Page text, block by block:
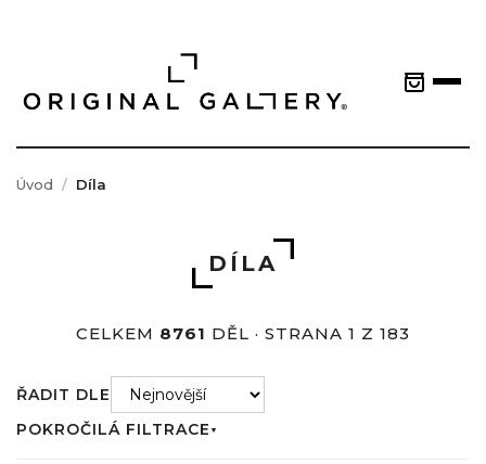
Úvod Díla
DÍLA
CELKEM 8761 DĚL · STRANA 1 Z 183
ŘADIT DLE
POKROČILÁ FILTRACE ▼